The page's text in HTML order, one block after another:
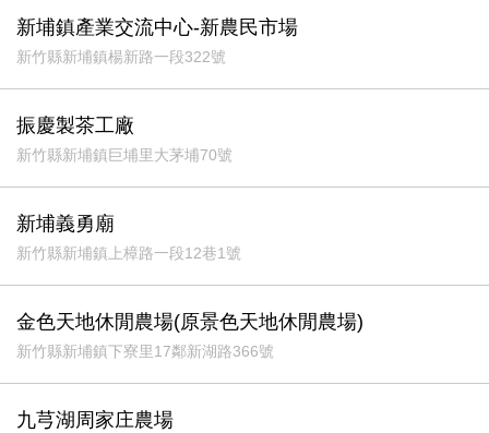
新埔鎮產業交流中心-新農民市場
新竹縣新埔鎮楊新路一段322號
振慶製茶工廠
新竹縣新埔鎮巨埔里大茅埔70號
新埔義勇廟
新竹縣新埔鎮上樟路一段12巷1號
金色天地休閒農場(原景色天地休閒農場)
新竹縣新埔鎮下寮里17鄰新湖路366號
九芎湖周家庄農場